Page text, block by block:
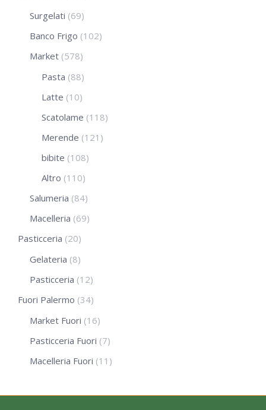
Surgelati (69)
Banco Frigo (102)
Market (578)
Pasta (88)
Latte (10)
Scatolame (118)
Merende (121)
bibite (108)
Altro (110)
Salumeria (84)
Macelleria (69)
Pasticceria (20)
Gelateria (8)
Pasticceria (12)
Fuori Palermo (34)
Market Fuori (16)
Pasticceria Fuori (7)
Macelleria Fuori (11)